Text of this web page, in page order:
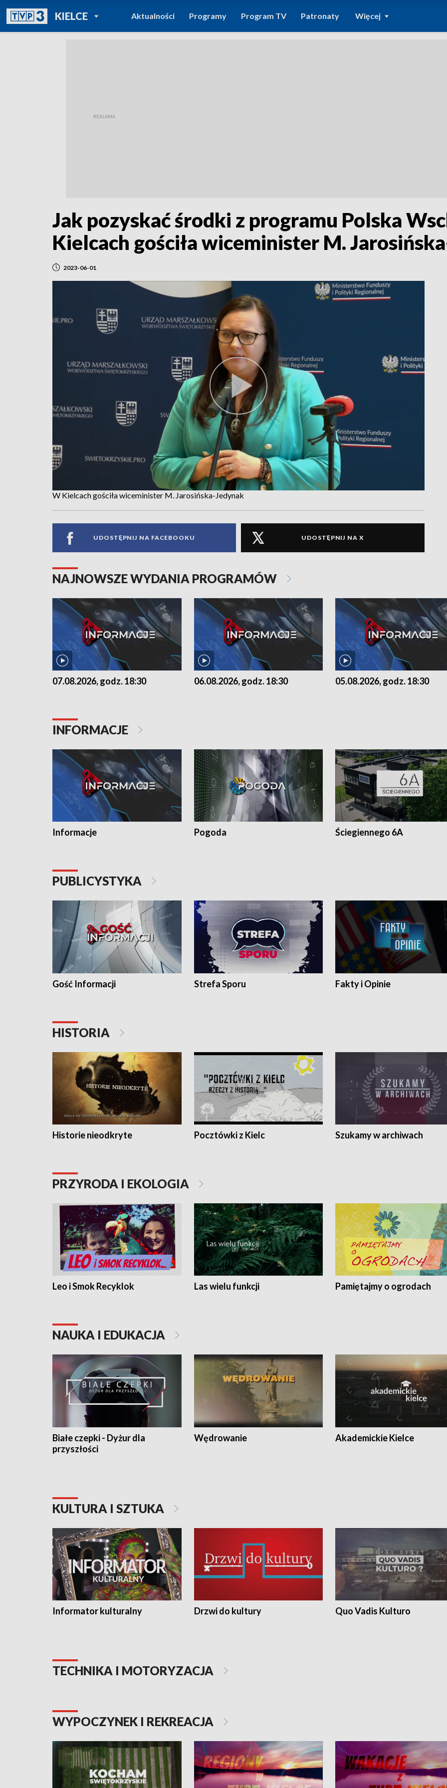
KIELCEPOWRÓT DO
TVP REGIONY
Aktualności Programy Program TV Patronaty Więcej
Jak pozyskać środki z programu Polska
Kielcach gościła wiceminister M.
2023-06-01
W Kielcach gościła wiceminister M. Jarosińska-Jedynak
UDOSTĘPNIJ NA FACEBOOKU UDOSTĘPNIJ NA X
NAJNOWSZE WYDANIA PROGRAMÓW
07.08.2026, godz. 18:30 06.08.2026, godz. 18:30 05.08.2026, godz. 18:30
INFORMACJE
Informacje Pogoda Ściegiennego 6A
PUBLICYSTYKA
Gość Informacji Strefa Sporu Fakty i Opinie
HISTORIA
Historie nieodkryte Pocztówki z Kielc Szukamy w archiwach
PRZYRODA I EKOLOGIA
Leo i Smok Recyklok Las wielu funkcji Pamiętajmy o ogrodach
NAUKA I EDUKACJA
Białe czepki - Dyżur dla
przyszłości
Wędrowanie Akademickie Kielce
KULTURA I SZTUKA
Informator kulturalny Drzwi do kultury Quo Vadis Kulturo
TECHNIKA I MOTORYZACJA
WYPOCZYNEK I REKREACJA